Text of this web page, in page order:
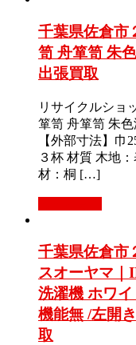
千葉県佐倉
笥 舟箪笥 朱
出張買取
リサイクルシ
箪笥 舟箪笥 朱
【外部寸法】巾
３杯 材質 木地
材：桐 […]
千葉県佐倉
スオーヤマ｜
洗濯機 ホワ
機能無 /左開
取